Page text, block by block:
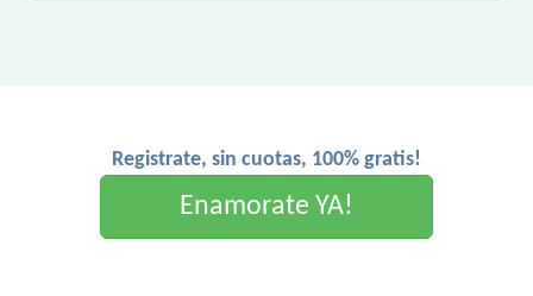
Registrate, sin cuotas, 100% gratis!
Enamorate YA!